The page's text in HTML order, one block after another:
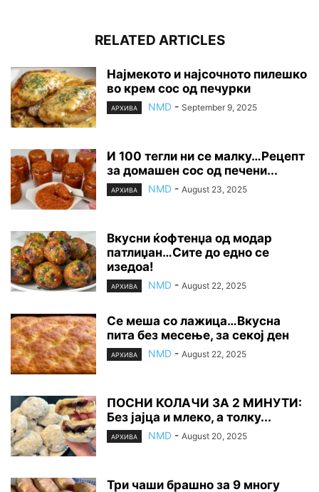
RELATED ARTICLES
Најмекото и најсочното пилешко
во крем сос од печурки
АРХИВА NMD - September 9, 2025
И 100 тегли ни се малку…Рецепт
за домашен сос од печени...
АРХИВА NMD - August 23, 2025
Вкусни ќофтенџа од модар
патлиџан…Сите до едно се
изедоа!
АРХИВА NMD - August 22, 2025
Се меша со лажица…Вкусна
пита без месење, за секој ден
АРХИВА NMD - August 22, 2025
ПОСНИ КОЛАЧИ ЗА 2 МИНУТИ:
Без јајца и млеко, а толку...
АРХИВА NMD - August 20, 2025
Три чаши брашно за 9 многу